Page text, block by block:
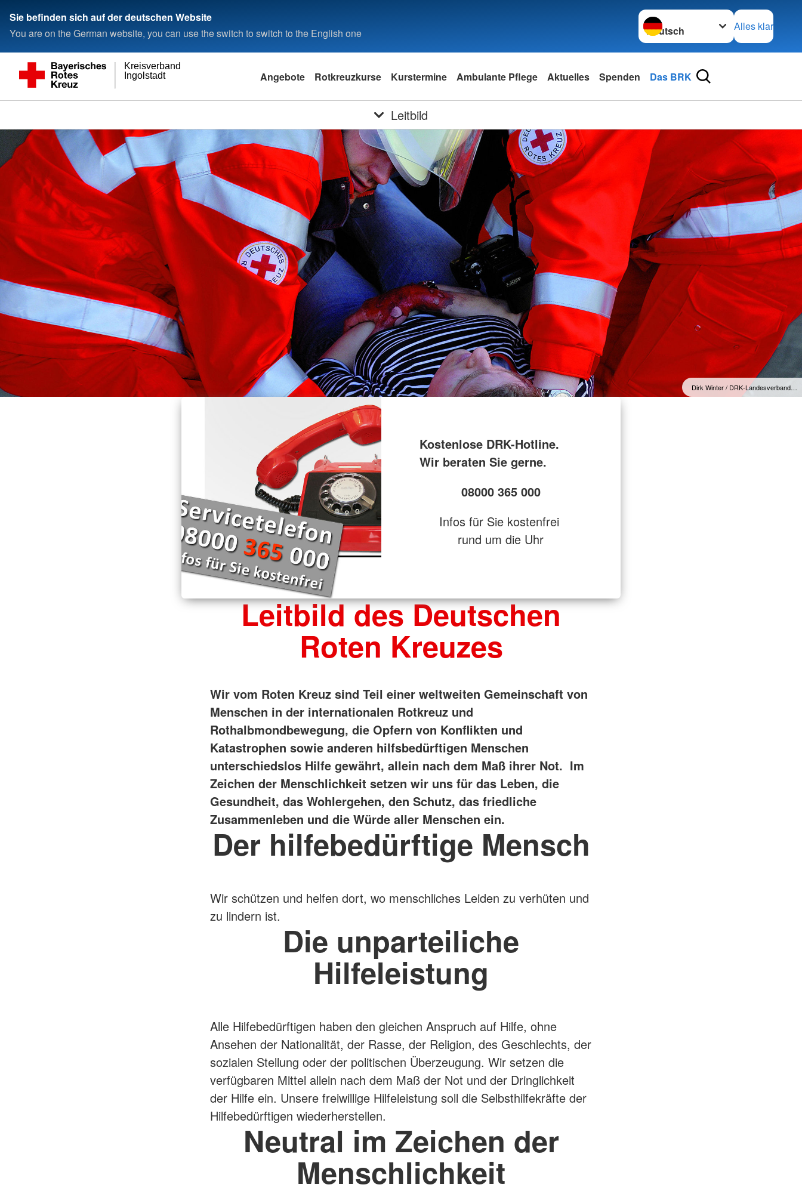
Sie befinden sich auf der deutschen Website
You are on the German website, you can use the switch to switch to the English one
Sprache wechseln zu
Alles klar
Ingolstadt
Kreisverband
Angebote Rotkreuzkurse Kurstermine Ambulante Pflege Aktuelles Spenden Das BRK
Leitbild
Dirk Winter / DRK-Landesverband…
Kostenlose DRK-Hotline.
Wir beraten Sie gerne.
08000 365 000
Infos für Sie kostenfrei
rund um die Uhr
Leitbild des Deutschen
Roten Kreuzes
Wir vom Roten Kreuz sind Teil einer weltweiten Gemeinschaft von
Menschen in der internationalen Rotkreuz und
Rothalbmondbewegung, die Opfern von Konflikten und
Katastrophen sowie anderen hilfsbedürftigen Menschen
unterschiedslos Hilfe gewährt, allein nach dem Maß ihrer Not. Im
Zeichen der Menschlichkeit setzen wir uns für das Leben, die
Gesundheit, das Wohlergehen, den Schutz, das friedliche
Zusammenleben und die Würde aller Menschen ein.
Der hilfebedürftige Mensch
Wir schützen und helfen dort, wo menschliches Leiden zu verhüten und
zu lindern ist.
Die unparteiliche
Hilfeleistung
Alle Hilfebedürftigen haben den gleichen Anspruch auf Hilfe, ohne
Ansehen der Nationalität, der Rasse, der Religion, des Geschlechts, der
sozialen Stellung oder der politischen Überzeugung. Wir setzen die
verfügbaren Mittel allein nach dem Maß der Not und der Dringlichkeit
der Hilfe ein. Unsere freiwillige Hilfeleistung soll die Selbsthilfekräfte der
Hilfebedürftigen wiederherstellen.
Neutral im Zeichen der
Menschlichkeit